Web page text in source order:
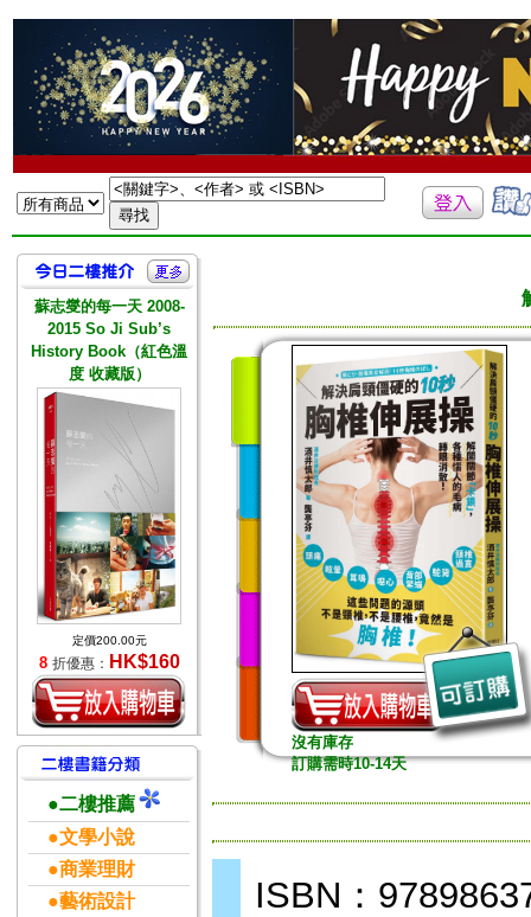
蘇志燮的每一天 2008-
2015 So Ji Sub’s
History Book（紅色溫
度 收藏版）
定價200.00元
8 折優惠： HK$160
●二樓推薦
●文學小說
●商業理財
●藝術設計
沒有庫存
訂購需時10-14天
ISBN：